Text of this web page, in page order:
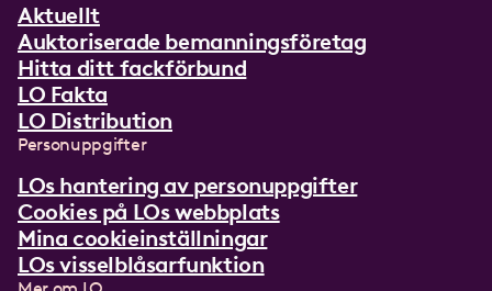
Aktuellt
Auktoriserade bemanningsföretag
Hitta ditt fackförbund
LO Fakta
LO Distribution
Personuppgifter
LOs hantering av personuppgifter
Cookies på LOs webbplats
Mina cookieinställningar
LOs visselblåsarfunktion